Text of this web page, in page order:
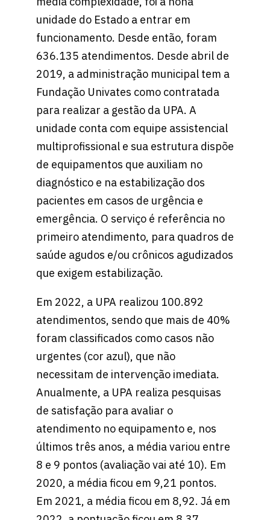
unidade do Estado a entrar em
funcionamento. Desde então, foram
636.135 atendimentos. Desde abril de
2019, a administração municipal tem a
Fundação Univates como contratada
para realizar a gestão da UPA. A
unidade conta com equipe assistencial
multiprofissional e sua estrutura dispõe
de equipamentos que auxiliam no
diagnóstico e na estabilização dos
pacientes em casos de urgência e
emergência. O serviço é referência no
primeiro atendimento, para quadros de
saúde agudos e/ou crônicos agudizados
que exigem estabilização.
Em 2022, a UPA realizou 100.892
atendimentos, sendo que mais de 40%
foram classificados como casos não
urgentes (cor azul), que não
necessitam de intervenção imediata.
Anualmente, a UPA realiza pesquisas
de satisfação para avaliar o
atendimento no equipamento e, nos
últimos três anos, a média variou entre
8 e 9 pontos (avaliação vai até 10). Em
2020, a média ficou em 9,21 pontos.
Em 2021, a média ficou em 8,92. Já em